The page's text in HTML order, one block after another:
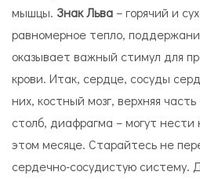
мышцы. Знак Льва – горячий и
равномерное тепло,
оказывает важный стимул для
крови. Итак, сердце, сосуды
них, костный мозг, верхняя
столб, диафрагма – могут нести
этом месяце. Старайтесь не
сердечно-сосудистую систему.